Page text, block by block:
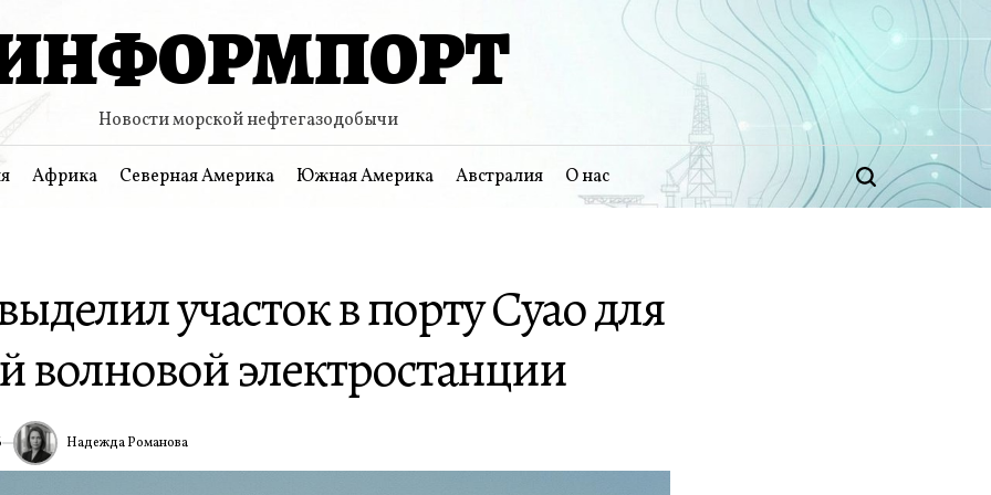
Новости морской нефтегазодобычи
Африка Северная Америка Южная Америка Австралия О нас Поиск
участок в порту Суао для
волновой электростанции
ИА Надежда Романова